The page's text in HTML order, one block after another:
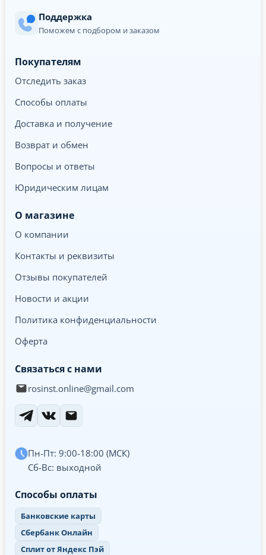
Поддержка
Поможем с подбором и заказом
Покупателям
Отследить заказ
Способы оплаты
Доставка и получение
Возврат и обмен
Вопросы и ответы
Юридическим лицам
О магазине
О компании
Контакты и реквизиты
Отзывы покупателей
Новости и акции
Политика конфиденциальности
Оферта
Связаться с нами
rosinst.online@gmail.com
Пн-Пт: 9:00-18:00 (МСК)
Сб-Вс: выходной
Способы оплаты
Банковские карты
Сбербанк Онлайн
Сплит от Яндекс Пэй